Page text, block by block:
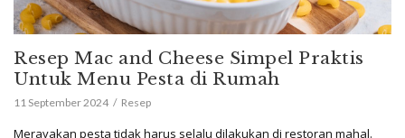
Resep Mac and Cheese Simpel Praktis
Untuk Menu Pesta di Rumah
11 September 2024 Resep
Merayakan pesta tidak harus selalu dilakukan di restoran mahal.